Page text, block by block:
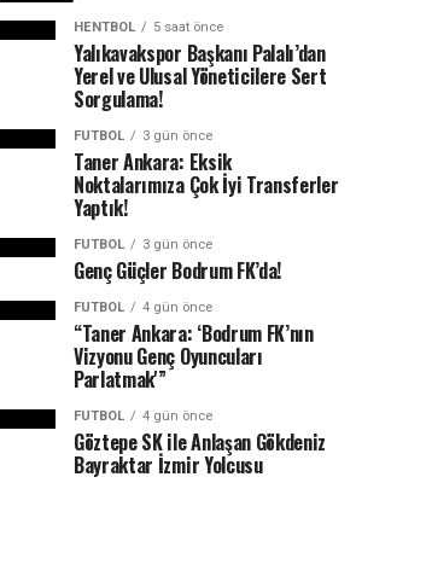
HENTBOL 5 saat önce
Yalıkavakspor Başkanı Palalı’dan
Yerel ve Ulusal Yöneticilere Sert
Sorgulama!
FUTBOL 3 gün önce
Taner Ankara: Eksik
Noktalarımıza Çok İyi Transferler
Yaptık!
FUTBOL 3 gün önce
Genç Güçler Bodrum FK’da!
FUTBOL 4 gün önce
“Taner Ankara: ‘Bodrum FK’nın
Vizyonu Genç Oyuncuları
Parlatmak'”
FUTBOL 4 gün önce
Göztepe SK ile Anlaşan Gökdeniz
Bayraktar İzmir Yolcusu